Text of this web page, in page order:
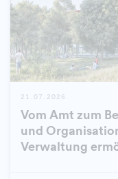
21.07.2026
Vom Amt zum
und
Verwaltung